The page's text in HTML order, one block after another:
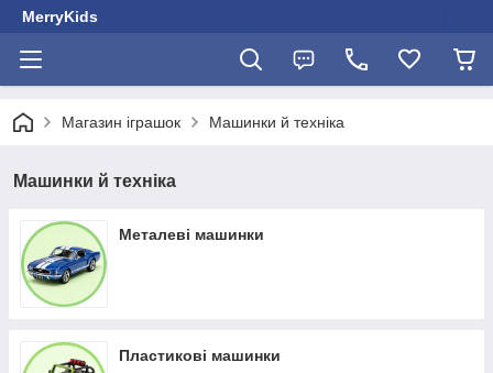
MerryKids
Магазин іграшок Машинки й техніка
Машинки й техніка
Металеві машинки
Пластикові машинки